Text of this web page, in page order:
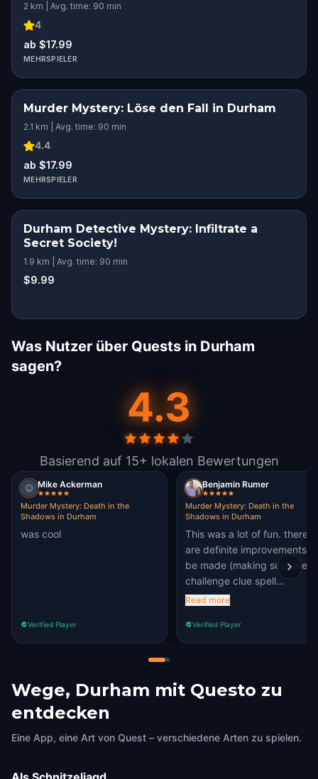
2 km | Avg. time: 90 min
4
ab $17.99
MEHRSPIELER
Murder Mystery: Löse den Fall in Durham
2.1 km | Avg. time: 90 min
4.4
ab $17.99
MEHRSPIELER
Durham Detective Mystery: Infiltrate a
Secret Society!
1.9 km | Avg. time: 90 min
$9.99
Was Nutzer über Quests in Durham
sagen?
4.3
Basierend auf 15+ lokalen Bewertungen
Mike Ackerman
Murder Mystery: Death in the
Shadows in Durham
was cool
Verified Player
Benjamin Rumer
Murder Mystery: Death in the
Shadows in Durham
This was a lot of fun. there
are definite improvements to
be made (making sure the
challenge clue spell
something, for example).
Read more
Verified Player
Wege, Durham mit Questo zu
entdecken
Eine App, eine Art von Quest – verschiedene Arten zu spielen.